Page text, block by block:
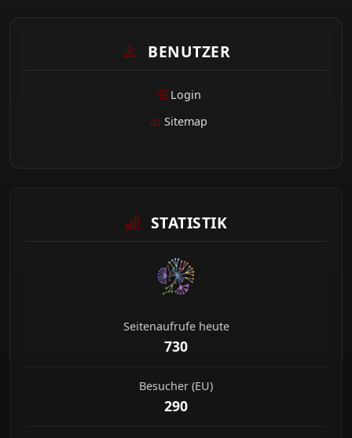
BENUTZER
Login
Sitemap
STATISTIK
Seitenaufrufe heute
730
Besucher (EU)
290